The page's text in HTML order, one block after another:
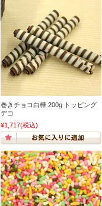
巻きチョコ白樺 200g トッピング
デコ
¥1,717(税込)